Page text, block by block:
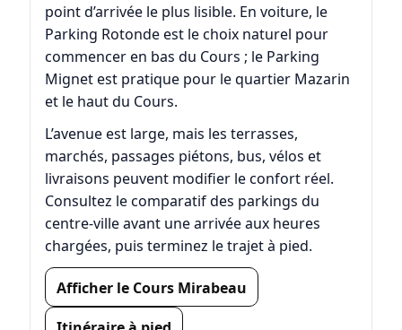
point d’arrivée le plus lisible. En voiture, le
Parking Rotondeest le choix naturel pour
commencer en bas du Cours ; le Parking
Mignetest pratique pour le quartier Mazarin
et le haut du Cours.
L’avenue est large, mais les terrasses,
marchés, passages piétons, bus, vélos et
livraisons peuvent modifier le confort réel.
Consultez lecomparatif des parkings du
centre-villeavant une arrivée aux heures
chargées, puis terminez le trajet à pied.
Afficher le Cours Mirabeau